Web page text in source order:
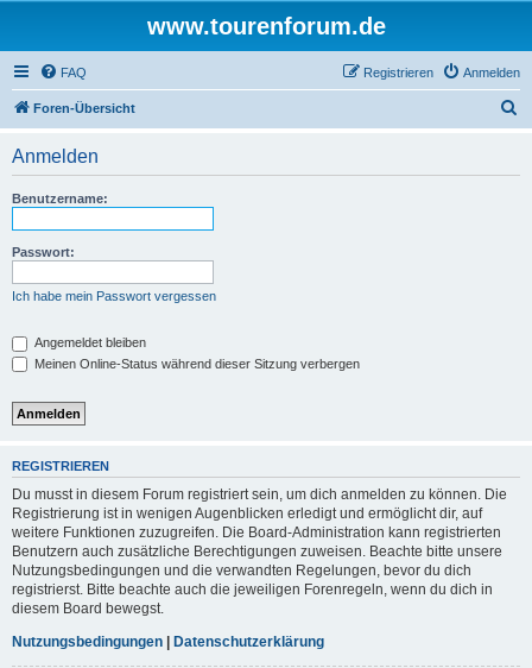
www.tourenforum.de
FAQ Anmelden
Registrieren
Foren-Übersicht
Anmelden
Benutzername:
Passwort:
Ich habe mein Passwort vergessen
Angemeldet bleiben
Meinen Online-Status während dieser Sitzung verbergen
REGISTRIEREN
Du musst in diesem Forum registriert sein, um dich anmelden zu können. Die
Registrierung ist in wenigen Augenblicken erledigt und ermöglicht dir, auf
weitere Funktionen zuzugreifen. Die Board-Administration kann registrierten
Benutzern auch zusätzliche Berechtigungen zuweisen. Beachte bitte unsere
Nutzungsbedingungen und die verwandten Regelungen, bevor du dich
registrierst. Bitte beachte auch die jeweiligen Forenregeln, wenn du dich in
diesem Board bewegst.
Nutzungsbedingungen | Datenschutzerklärung